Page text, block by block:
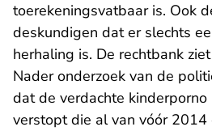
toerekeningsvatbaar is. Ook
deskundigen dat er slechts
herhaling is. De rechtbank
Nader onderzoek van de
dat de verdachte kinderporno
verstopt die al van vóór 2014